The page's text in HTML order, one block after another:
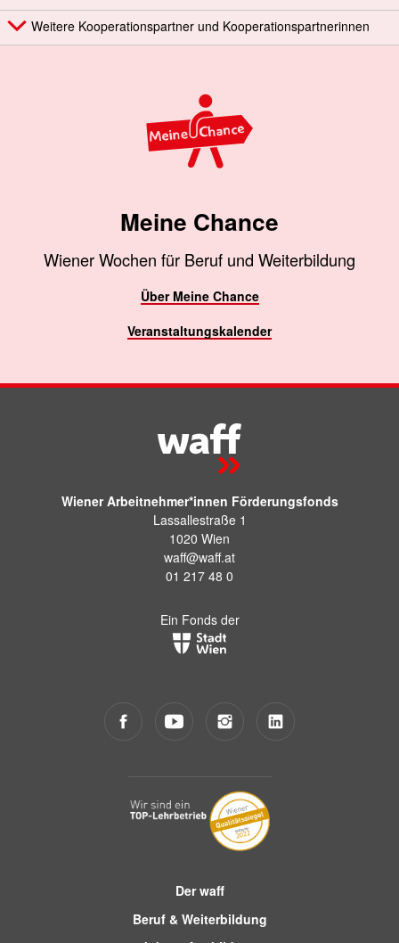
Weitere Kooperationspartner und Kooperationspartnerinnen
Meine Chance
Wiener Wochen für Beruf und Weiterbildung
Über Meine Chance
Veranstaltungskalender
Wiener Arbeitnehmer*innen Förderungsfonds
Lassallestraße 1
1020 Wien
waff@waff.at
01 217 48 0
Ein Fonds der
Der waff
Beruf & Weiterbildung